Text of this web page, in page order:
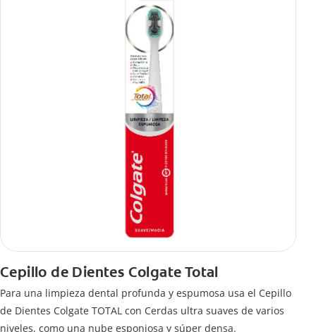
Cepillo de Dientes Colgate Total
Para una limpieza dental profunda y espumosa usa el Cepillo
de Dientes Colgate TOTAL con Cerdas ultra suaves de varios
niveles, como una nube esponjosa y súper densa.